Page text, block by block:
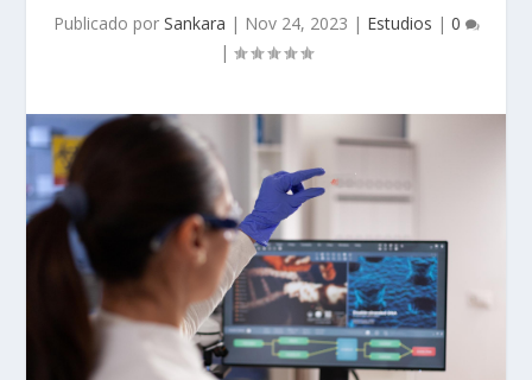
Publicado por Sankara | Nov 24, 2023 | Estudios | 0
|